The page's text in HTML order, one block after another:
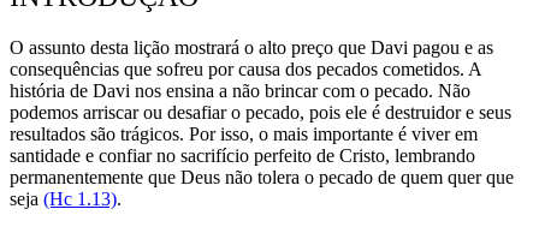
O assunto desta lição mostrará o alto preço que Davi pagou e as
consequências que sofreu por causa dos pecados cometidos. A
história de Davi nos ensina a não brincar com o pecado. Não
podemos arriscar ou desafiar o pecado, pois ele é destruidor e seus
resultados são trágicos. Por isso, o mais importante é viver em
santidade e confiar no sacrifício perfeito de Cristo, lembrando
permanentemente que Deus não tolera o pecado de quem quer que
seja (Hc 1.13).